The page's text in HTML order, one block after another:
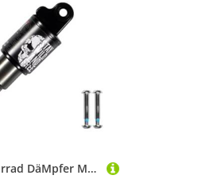
HEZHANG Fahrrad DäMpfer MTB Fahrrad Stoßdämpfer Hinten Schock Lockout 120/125/150/165/185/190/200mm Radfahren Einteiliges Öl Frühling Teile(120mm 550)